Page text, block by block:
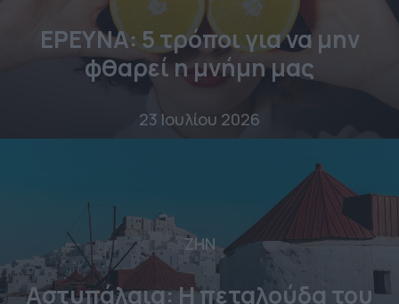
ΕΡΕΥΝΑ: 5 τρόποι για να μην
φθαρεί η μνήμη μας
23 Ιουλίου 2026
ΖΗΝ
Αστυπάλαια: Η πεταλούδα του